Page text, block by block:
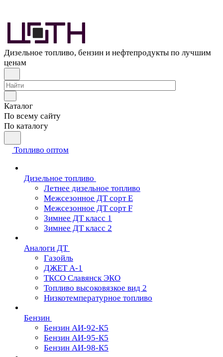
Дизельное топливо, бензин и нефтепродукты по лучшим
ценам
Каталог
По всему сайту
По каталогу
Топливо оптом
Дизельное топливо
Летнее дизельное топливо
Межсезонное ДТ сорт Е
Межсезонное ДТ сорт F
Зимнее ДТ класс 1
Зимнее ДТ класс 2
Аналоги ДТ
Газойль
ДЖЕТ А-1
ТКСО Славянск ЭКО
Топливо высоковязкое вид 2
Низкотемпературное топливо
Бензин
Бензин АИ-92-К5
Бензин АИ-95-К5
Бензин АИ-98-К5